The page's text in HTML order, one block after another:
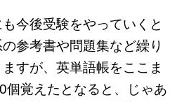
今後受験をやっていくと
参考書や問題集など繰り
すが、英単語帳をここま
個覚えたとなると、じゃあ